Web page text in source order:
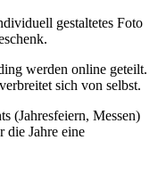
gestaltetes Foto
werden online geteilt.
sich von selbst.
(Jahresfeiern, Messen)
die Jahre eine